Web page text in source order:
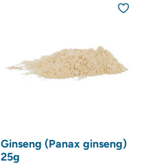
Ginseng (Panax ginseng)
25g